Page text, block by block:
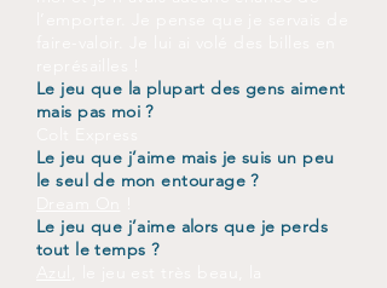
Le jeu que la plupart des gens aiment
mais pas moi ?
Le jeu que j’aime mais je suis un peu
le seul de mon entourage ?
Le jeu que j’aime alors que je perds
tout le temps ?